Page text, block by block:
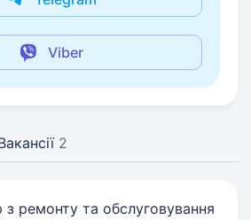
Viber
2
з ремонту та обслуговування